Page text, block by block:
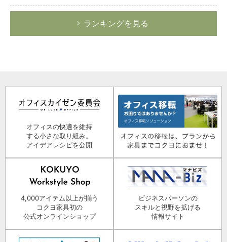
ランキングを見る
オフィスの快適を維持
する小さな取り組み。
アイデアレシピを公開
4,000アイテム以上が揃う
コクヨ家具初の
公式オンラインショップ
ビジネスパーソンの
スキルと視野を拡げる
情報サイト